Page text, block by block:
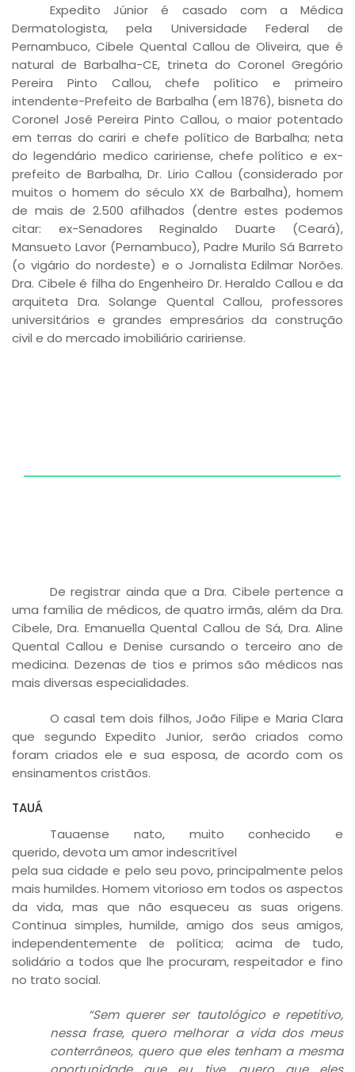
Expedito Júnior é casado com a Médica
Dermatologista, pela Universidade Federal de
Pernambuco, Cibele Quental Callou de Oliveira, que é
natural de Barbalha-CE, trineta do Coronel Gregório
Pereira Pinto Callou, chefe político e primeiro
intendente-Prefeito de Barbalha (em 1876), bisneta do
Coronel José Pereira Pinto Callou, o maior potentado
em terras do cariri e chefe político de Barbalha; neta
do legendário medico caririense, chefe político e ex-
prefeito de Barbalha, Dr. Lirio Callou (considerado por
muitos o homem do século XX de Barbalha), homem
de mais de 2.500 afilhados (dentre estes podemos
citar: ex-Senadores Reginaldo Duarte (Ceará),
Mansueto Lavor (Pernambuco), Padre Murilo Sá Barreto
(o vigário do nordeste) e o Jornalista Edilmar Norões.
Dra. Cibele é filha do Engenheiro Dr. Heraldo Callou e da
arquiteta Dra. Solange Quental Callou, professores
universitários e grandes empresários da construção
civil e do mercado imobiliário caririense.
De registrar ainda que a Dra. Cibele pertence a
uma família de médicos, de quatro irmãs, além da Dra.
Cibele, Dra. Emanuella Quental Callou de Sá, Dra. Aline
Quental Callou e Denise cursando o terceiro ano de
medicina. Dezenas de tios e primos são médicos nas
mais diversas especialidades.
O casal tem dois filhos, João Filipe e Maria Clara
que segundo Expedito Junior, serão criados como
foram criados ele e sua esposa, de acordo com os
ensinamentos cristãos.
TAUÁ
Tauaense nato, muito conhecido e
querido, devota um amor indescritível
pela sua cidade e pelo seu povo, principalmente pelos
mais humildes. Homem vitorioso em todos os aspectos
da vida, mas que não esqueceu as suas origens.
Continua simples, humilde, amigo dos seus amigos,
independentemente de política; acima de tudo,
solidário a todos que lhe procuram, respeitador e fino
no trato social.
“Sem querer ser tautológico e repetitivo,
nessa frase, quero melhorar a vida dos meus
conterrâneos, quero que eles tenham a mesma